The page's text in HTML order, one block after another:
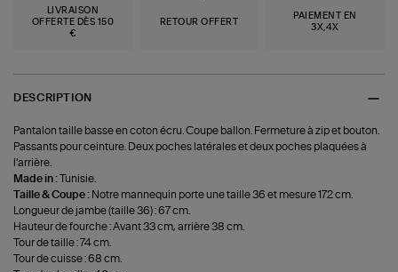
LIVRAISON
OFFERTE DÈS 150
€
RETOUR OFFERT
PAIEMENT EN
3X,4X
DESCRIPTION
Pantalon taille basse en coton écru. Coupe ballon. Fermeture à zip et bouton.
Passants pour ceinture. Deux poches latérales et deux poches plaquées à
l'arrière.
Made in :
Tunisie.
Taille & Coupe : Notre mannequin porte une taille 36 et mesure 172 cm.
Longueur de jambe (taille 36) : 67 cm.
Hauteur de fourche : Avant 33 cm, arrière 38 cm.
Tour de taille : 74 cm.
Tour de cuisse : 68 cm.